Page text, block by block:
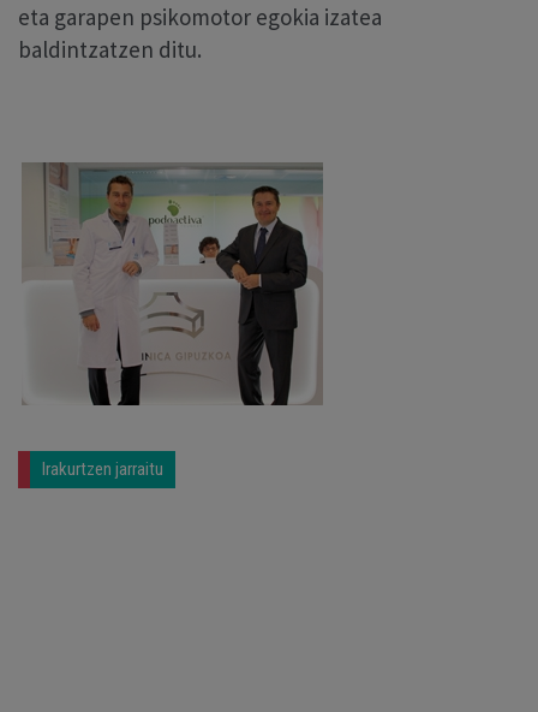
eta garapen psikomotor egokia izatea
baldintzatzen ditu.
Irakurtzen jarraitu